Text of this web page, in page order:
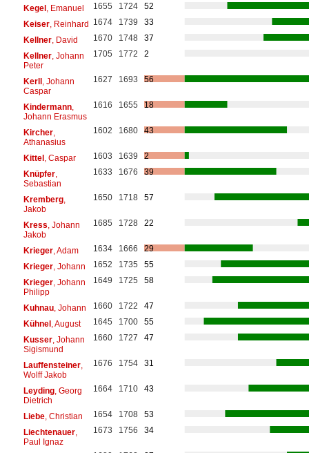
Kegel, Emanuel 1655 1724
52
Keiser, Reinhard 1674 1739
33
Kellner, David 1670 1748
37
Kellner, Johann
Peter
1705 1772 2
Kerll, Johann
Caspar
1627 1693 56
Kindermann,
Johann Erasmus
1616 1655 18
Kircher,
Athanasius
1602 1680 43
Kittel, Caspar 1603 1639
2
Knüpfer,
Sebastian
1633 1676 39
Kremberg,
Jakob
1650 1718 57
Kress , Johann
Jakob
1685 1728 22
Krieger, Adam 1634 1666
29
Krieger, Johann 1652 1735
55
Krieger, Johann
Philipp
1649 1725 58
Kuhnau, Johann 1660 1722
47
Kühnel, August 1645 1700
55
Kusser, Johann
Sigismund
1660 1727 47
Lauffensteiner,
Wolff Jakob
1676 1754 31
Leyding, Georg
Dietrich
1664 1710 43
Liebe, Christian 1654 1708
53
Liechtenauer,
Paul Ignaz
1673 1756 34